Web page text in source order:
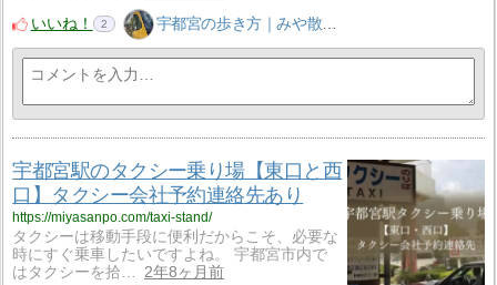
いいね！
2 宇都宮の歩き方｜みや散歩
宇都宮駅のタクシー乗り場【東口と西
口】タクシー会社予約連絡先あり
https://miyasanpo.com/taxi-stand/
タクシーは移動手段に便利だからこそ、必要な
時にすぐ乗車したいですよね。 宇都宮市内で
はタクシーを拾…
2年8ヶ月前